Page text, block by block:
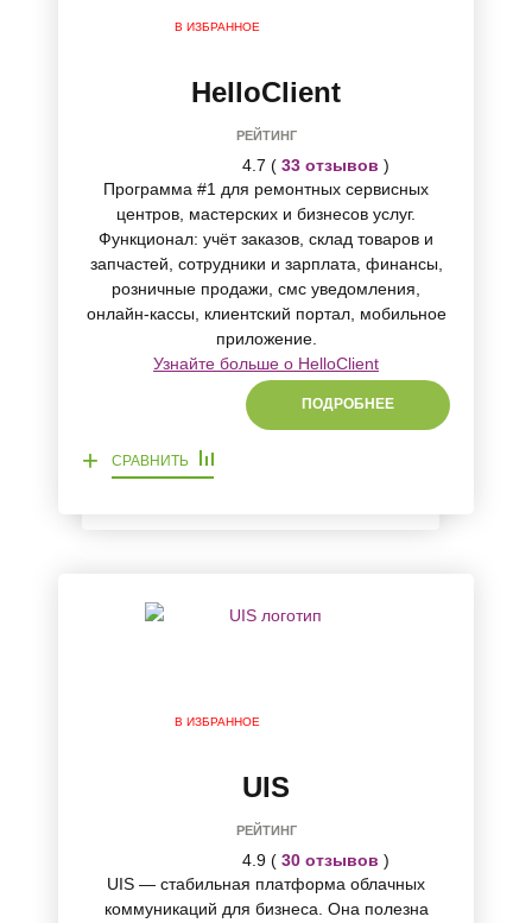
В ИЗБРАННОЕ
HelloClient
РЕЙТИНГ
4.7 ( 33 отзывов )
Программа #1 для ремонтных сервисных
центров, мастерских и бизнесов услуг.
Функционал: учёт заказов, склад товаров и
запчастей, сотрудники и зарплата, финансы,
розничные продажи, смс уведомления,
онлайн-кассы, клиентский портал, мобильное
приложение.
Узнайте больше о HelloClient
ПОДРОБНЕЕ
+ СРАВНИТЬ
В ИЗБРАННОЕ
UIS
РЕЙТИНГ
4.9 ( 30 отзывов )
UIS — стабильная платформа облачных
коммуникаций для бизнеса. Она полезна